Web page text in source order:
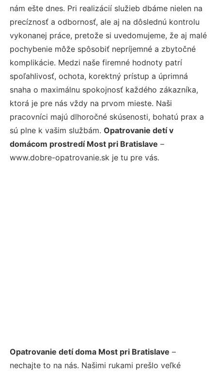
nám ešte dnes. Pri realizácií služieb dbáme nielen na
precíznosť a odbornosť, ale aj na dôslednú kontrolu
vykonanej práce, pretože si uvedomujeme, že aj malé
pochybenie môže spôsobiť nepríjemné a zbytočné
komplikácie. Medzi naše firemné hodnoty patrí
spoľahlivosť, ochota, korektný prístup a úprimná
snaha o maximálnu spokojnosť každého zákazníka,
ktorá je pre nás vždy na prvom mieste. Naši
pracovníci majú dlhoročné skúsenosti, bohatú prax a
sú plne k vašim službám. Opatrovanie detí v
domácom prostredí Most pri Bratislave –
www.dobre-opatrovanie.sk je tu pre vás.
Opatrovanie detí doma Most pri Bratislave –
nechajte to na nás. Našimi rukami prešlo veľké